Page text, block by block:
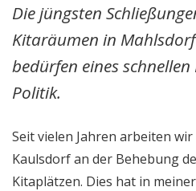
Die jüngsten
Kitaräumen in
bedürfen eines
Politik.
Seit vielen Jahren arbeiten
Kaulsdorf an der Behebung
Kitaplätzen. Dies hat in